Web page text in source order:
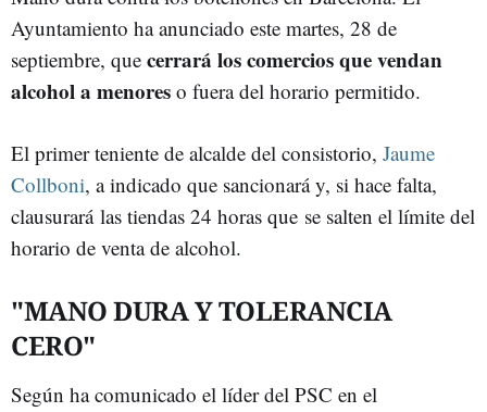
Ayuntamiento ha anunciado este martes, 28 de
septiembre, que cerrará los comercios que vendan
alcohol a menores o fuera del horario permitido.
El primer teniente de alcalde del consistorio, Jaume
Collboni, a indicado que sancionará y, si hace falta,
clausurará las tiendas 24 horas que se salten el límite del
horario de venta de alcohol.
"MANO DURA Y TOLERANCIA
CERO"
Según ha comunicado el líder del PSC en el